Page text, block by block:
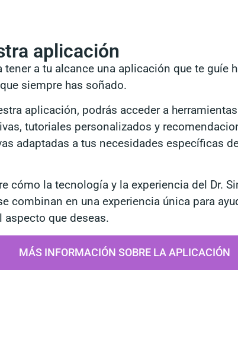
aplicación
tener a tu alcance una aplicación que te guíe
siempre has soñado.
aplicación, podrás acceder a herramientas
tutoriales personalizados y
adaptadas a tus necesidades específicas
cómo la tecnología y la experiencia del Dr.
combinan en una experiencia única para
aspecto que deseas.
MÁS INFORMACIÓN SOBRE LA APLICACIÓN